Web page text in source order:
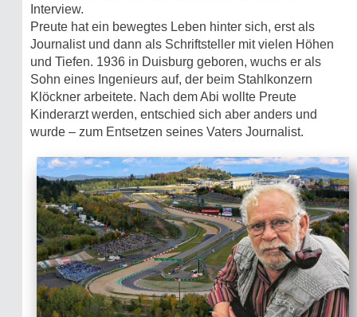
Interview.
Preute hat ein bewegtes Leben hinter sich, erst als
Journalist und dann als Schriftsteller mit vielen Höhen
und Tiefen. 1936 in Duisburg geboren, wuchs er als
Sohn eines Ingenieurs auf, der beim Stahlkonzern
Klöckner arbeitete. Nach dem Abi wollte Preute
Kinderarzt werden, entschied sich aber anders und
wurde – zum Entsetzen seines Vaters Journalist.